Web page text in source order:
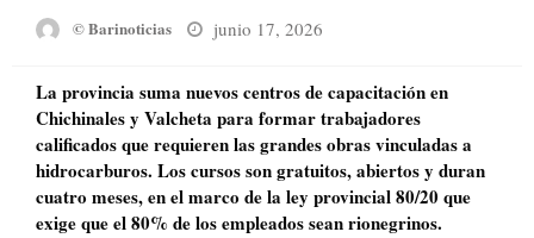
© Barinoticias
Posted
junio 17, 2026
La provincia suma nuevos centros de capacitación en
Chichinales y Valcheta para formar trabajadores
calificados que requieren las grandes obras vinculadas a
hidrocarburos. Los cursos son gratuitos, abiertos y duran
cuatro meses, en el marco de la ley provincial 80/20 que
exige que el 80% de los empleados sean rionegrinos.